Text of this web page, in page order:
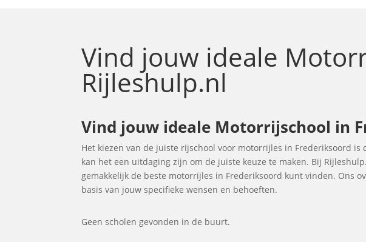
Vind jouw ideale
Rijleshulp.nl
Vind jouw ideale Motorrijschool in
Het kiezen van de juiste rijschool voor motorrijles in Frederiksoord
kan het een uitdaging zijn om de juiste keuze te maken. Bij
gemakkelijk de beste motorrijles in Frederiksoord kunt vinden. Ons
basis van jouw specifieke wensen en behoeften.
Geen scholen gevonden in de buurt.